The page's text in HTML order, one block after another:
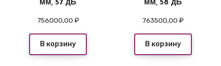
мм, 57 дБ
756000,00 ₽
В корзину
мм, 58 дБ
763500,00 ₽
В корзину